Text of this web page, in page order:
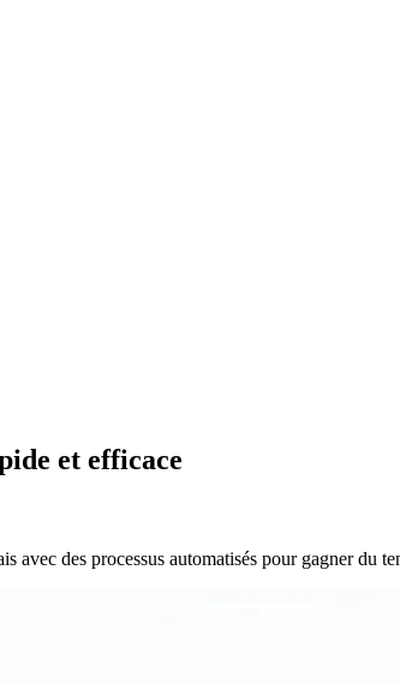
et efficace
avec des processus automatisés pour gagner du